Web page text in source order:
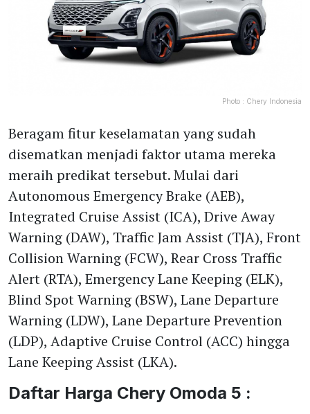
Photo : Chery Indonesia
Beragam fitur keselamatan yang sudah
disematkan menjadi faktor utama mereka
meraih predikat tersebut. Mulai dari
Autonomous Emergency Brake (AEB),
Integrated Cruise Assist (ICA), Drive Away
Warning (DAW), Traffic Jam Assist (TJA), Front
Collision Warning (FCW), Rear Cross Traffic
Alert (RTA), Emergency Lane Keeping (ELK),
Blind Spot Warning (BSW), Lane Departure
Warning (LDW), Lane Departure Prevention
(LDP), Adaptive Cruise Control (ACC) hingga
Lane Keeping Assist (LKA).
Daftar Harga Chery Omoda 5 :